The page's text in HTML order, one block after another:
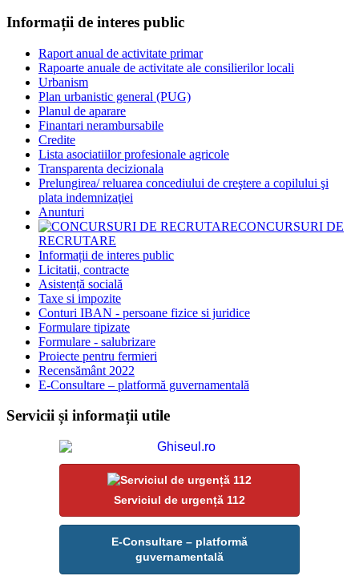
Informații de interes public
Raport anual de activitate primar
Rapoarte anuale de activitate ale consilierilor locali
Urbanism
Plan urbanistic general (PUG)
Planul de aparare
Finantari nerambursabile
Credite
Lista asociatiilor profesionale agricole
Transparenta decizionala
Prelungirea/ reluarea concediului de creştere a copilului şi
plata indemnizaţiei
Anunturi
CONCURSURI DE
RECRUTARE
Informații de interes public
Licitatii, contracte
Asistență socială
Taxe si impozite
Conturi IBAN - persoane fizice si juridice
Formulare tipizate
Formulare - salubrizare
Proiecte pentru fermieri
Recensământ 2022
E-Consultare – platformă guvernamentală
Servicii și informații utile
Serviciul de urgență 112
E-Consultare – platformă
guvernamentală